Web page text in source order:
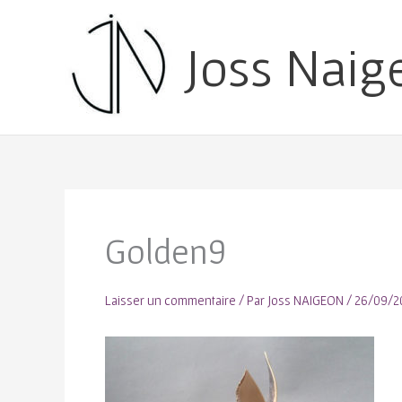
Joss
Golden9
Laisser un commentaire / Par Joss NAIGEON / 26/09/